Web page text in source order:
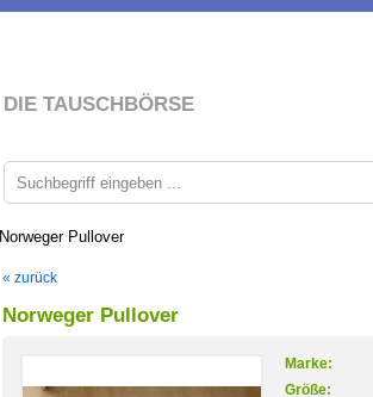
DIE TAUSCHBÖRSE
Norweger Pullover
« zurück
Norweger Pullover
Marke:
Größe: